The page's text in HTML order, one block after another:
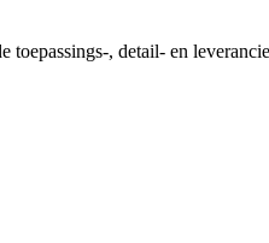
toepassings-, detail- en